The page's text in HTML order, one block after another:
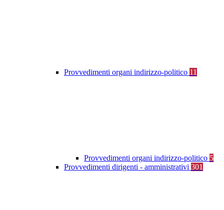
Provvedimenti organi indirizzo-politico 11
Provvedimenti organi indirizzo-politico 5
Provvedimenti dirigenti - amministrativi 301